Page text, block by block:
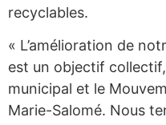
recyclables.
« L’amélioration de
est un objectif
municipal et le
Marie-Salomé. Nous